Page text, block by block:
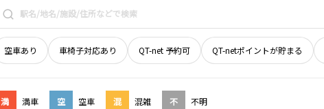
空車あり 車椅子対応あり QT-net 予約可 QT-netポイントが貯まる
満 満車 空 空車 混 混雑 不 不明